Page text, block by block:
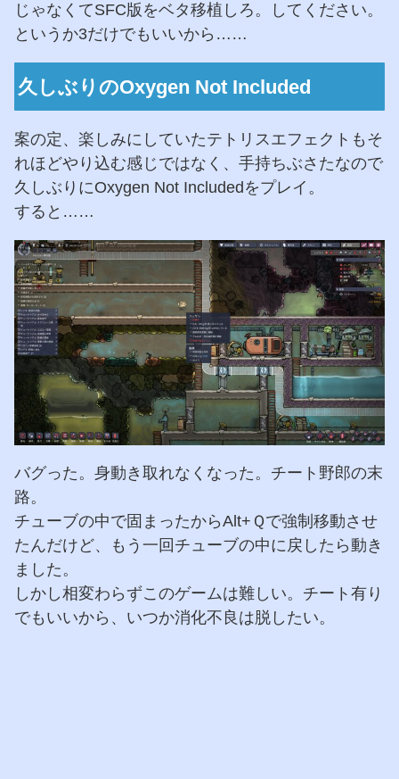
じゃなくてSFC版をベタ移植しろ。してください。
というか3だけでもいいから……
久しぶりのOxygen Not Included
案の定、楽しみにしていたテトリスエフェクトもそ
れほどやり込む感じではなく、手持ちぶさたなので
久しぶりにOxygen Not Includedをプレイ。
すると……
バグった。身動き取れなくなった。チート野郎の末
路。
チューブの中で固まったからAlt+Ｑで強制移動させ
たんだけど、もう一回チューブの中に戻したら動き
ました。
しかし相変わらずこのゲームは難しい。チート有り
でもいいから、いつか消化不良は脱したい。